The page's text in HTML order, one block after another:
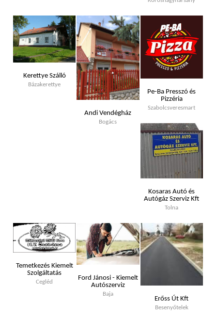
Kerettye Szálló
Bázakerettye
Andi Vendégház
Bogács
Pe-Ba Presszó és
Pizzéria
Szabolcsveresmart
Kosaras Autó és
Autógáz Szerviz Kft
Tolna
Temetkezés Kiemelt
Szolgáltatás
Cegléd
Ford Jánosi - Kiemelt
Autószerviz
Baja
Erőss Út Kft
Besenyőtelek